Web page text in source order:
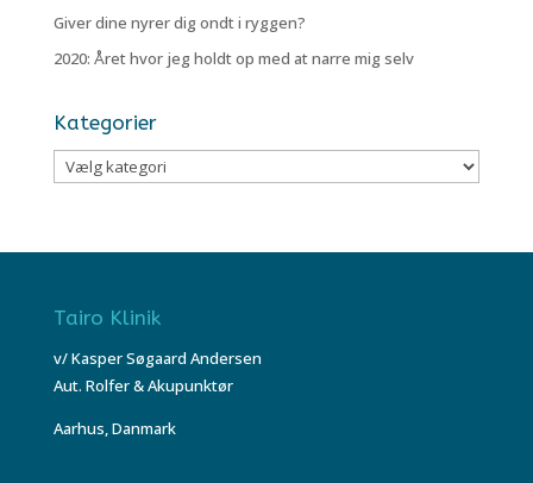
Giver dine nyrer dig ondt i ryggen?
2020: Året hvor jeg holdt op med at narre mig selv
Kategorier
Kategorier
Tairo Klinik
v/ Kasper Søgaard Andersen
Aut. Rolfer & Akupunktør
Aarhus, Danmark